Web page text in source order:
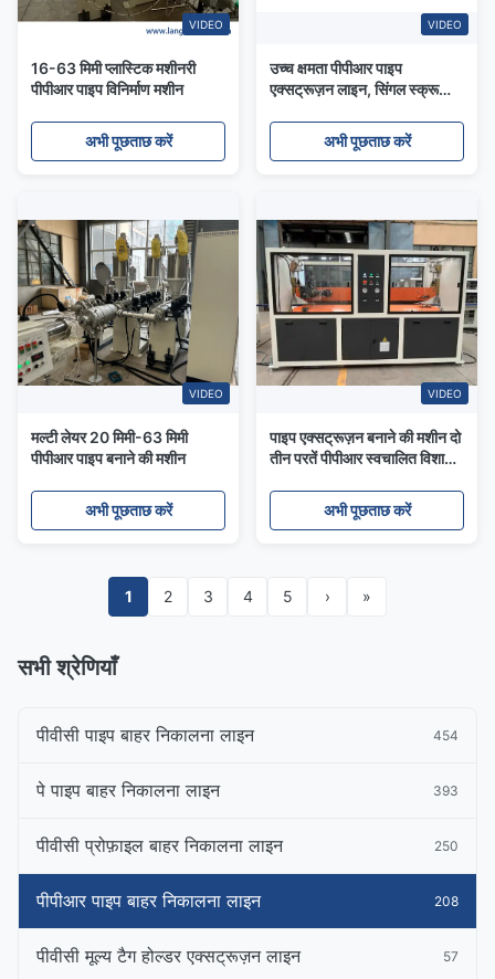
VIDEO
16-63 मिमी प्लास्टिक मशीनरी
पीपीआर पाइप विनिर्माण मशीन
अभी पूछताछ करें
VIDEO
उच्च क्षमता पीपीआर पाइप
एक्सट्रूज़न लाइन, सिंगल स्क्रू
अभी पूछताछ करें
VIDEO
मल्टी लेयर 20 मिमी-63 मिमी
पीपीआर पाइप बनाने की मशीन
अभी पूछताछ करें
VIDEO
पाइप एक्सट्रूज़न बनाने की मशीन दो
तीन परतें पीपीआर स्वचालित विशाल
एक्सट्रूडर लाइन
अभी पूछताछ करें
1 2 3 4 5 › »
सभी श्रेणियाँ
पीवीसी पाइप बाहर निकालना लाइन 454
पे पाइप बाहर निकालना लाइन 393
पीवीसी प्रोफ़ाइल बाहर निकालना लाइन 250
पीपीआर पाइप बाहर निकालना लाइन 208
पीवीसी मूल्य टैग होल्डर एक्सट्रूज़न लाइन 57